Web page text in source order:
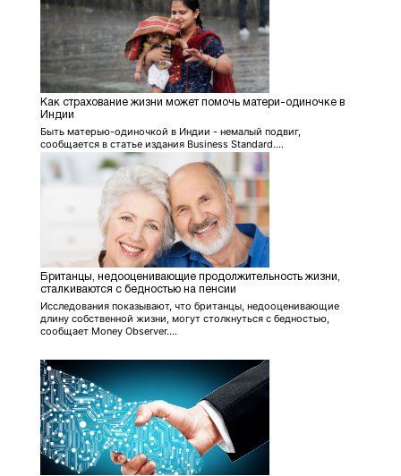
Как страхование жизни может помочь матери-одиночке в
Индии
Быть матерью-одиночкой в ​​Индии - немалый подвиг,
сообщается в статье издания Business Standard....
Британцы, недооценивающие продолжительность жизни,
сталкиваются с бедностью на пенсии
Исследования показывают, что британцы, недооценивающие
длину собственной жизни, могут столкнуться с бедностью,
сообщает Money Observer....